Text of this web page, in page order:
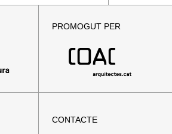
PROMOGUT PER
CONTACTE